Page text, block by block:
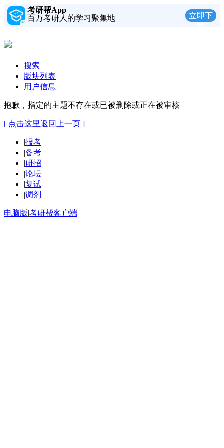
考研帮App
百万考研人的学习聚集地
立即下
搜索
版块列表
用户信息
抱歉，指定的主题不存在或已被删除或正在被审核
[ 点击这里返回上一页 ]
|报考
|备考
|研招
|论坛
|复试
|调剂
电脑版|考研帮客户端